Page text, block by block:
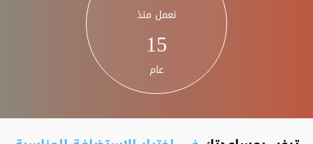
نعمل منذ
15
عام